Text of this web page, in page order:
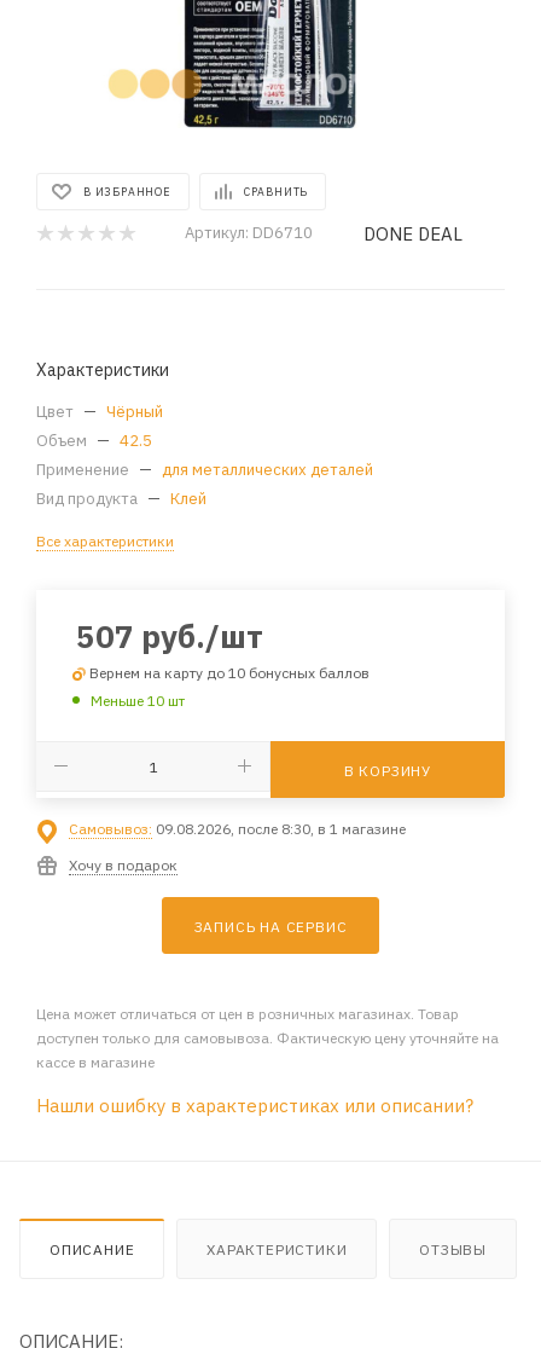
В ИЗБРАННОЕ СРАВНИТЬ
Артикул: DD6710 DONE DEAL
Характеристики
Цвет — Чёрный
Объем — 42.5
Применение — для металлических деталей
Вид продукта — Клей
Все характеристики
507 руб./шт
Вернем на карту до 10 бонусных баллов
Меньше 10 шт
В КОРЗИНУ
Самовывоз: 09.08.2026, после 8:30, в 1 магазине
Хочу в подарок
ЗАПИСЬ НА СЕРВИС
Цена может отличаться от цен в розничных магазинах. Товар
доступен только для самовывоза. Фактическую цену уточняйте на
кассе в магазине
Нашли ошибку в характеристиках или описании?
ОПИСАНИЕ ХАРАКТЕРИСТИКИ ОТЗЫВЫ
ОПИСАНИЕ: